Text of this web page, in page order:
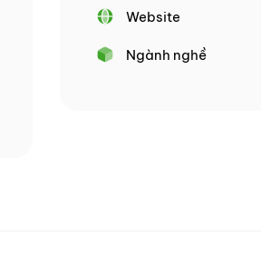
Website
Ngành nghề